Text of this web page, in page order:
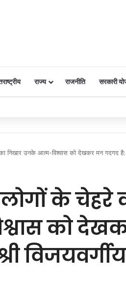
राज्य राजनीति सरकारी
की जयंती पर किया नमन
निखार उनके आत्म-विश्वास को देखकर मन गदगद है:
के चेहरे
को
विजयवर्गीय